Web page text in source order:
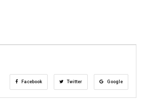
Facebook Twitter Google